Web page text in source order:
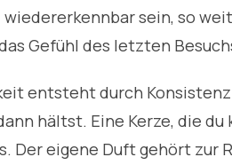
sein, so
Gefühl des letzten
entsteht durch
hältst. Eine Kerze, die
Der eigene Duft gehört zur